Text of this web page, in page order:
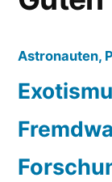
Astronauten,